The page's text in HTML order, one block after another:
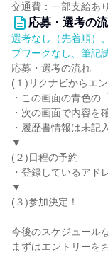
交通費：一部支給あ
応募・選考の
選考なし（先着順）
プワークなし、筆記
応募・選考の流れ
(１)リクナビからエ
・この画面の青色の
・次の画面で内容を
・履歴書情報は未記
▼
(２)日程の予約
・登録しているアド
▼
(３)参加決定！
今後のスケジュール
まずはエントリーを